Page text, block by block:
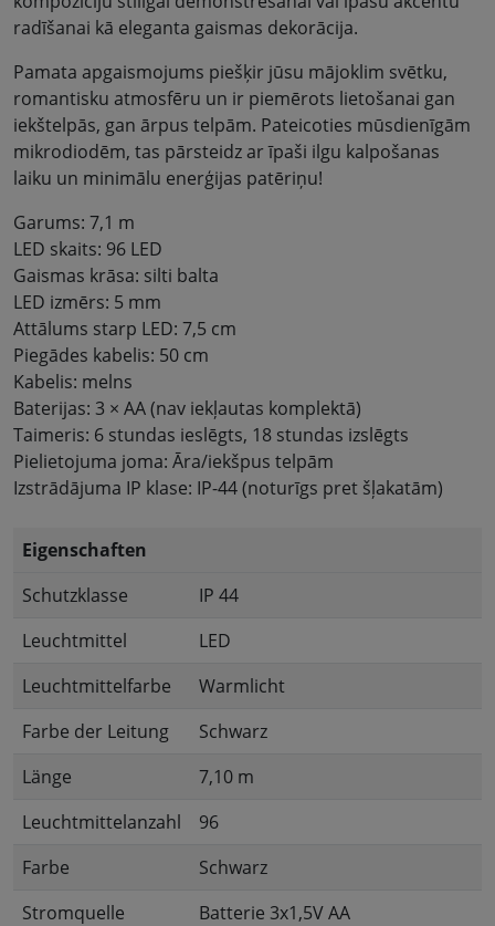
radīšanai kā eleganta gaismas dekorācija.
Pamata apgaismojums piešķir jūsu mājoklim svētku,
romantisku atmosfēru un ir piemērots lietošanai gan
iekštelpās, gan ārpus telpām. Pateicoties mūsdienīgām
mikrodiodēm, tas pārsteidz ar īpaši ilgu kalpošanas
laiku un minimālu enerģijas patēriņu!
Garums: 7,1 m
LED skaits: 96 LED
Gaismas krāsa: silti balta
LED izmērs: 5 mm
Attālums starp LED: 7,5 cm
Piegādes kabelis: 50 cm
Kabelis: melns
Baterijas: 3 × AA (nav iekļautas komplektā)
Taimeris: 6 stundas ieslēgts, 18 stundas izslēgts
Pielietojuma joma: Āra/iekšpus telpām
Izstrādājuma IP klase: IP-44 (noturīgs pret šļakatām)
Eigenschaften
Schutzklasse
IP 44
Leuchtmittel
LED
Leuchtmittelfarbe
Warmlicht
Farbe der Leitung
Schwarz
Länge
7,10 m
Leuchtmittelanzahl
96
Farbe
Schwarz
Stromquelle
Batterie 3x1,5V AA